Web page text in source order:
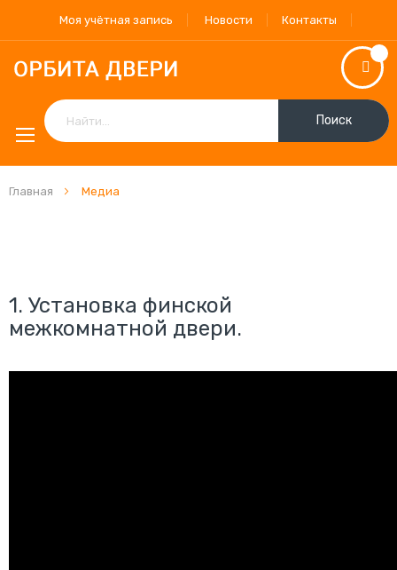
Моя учётная запись Новости Контакты
Поиск
Главная Медиа
1. Установка финской
межкомнатной двери.